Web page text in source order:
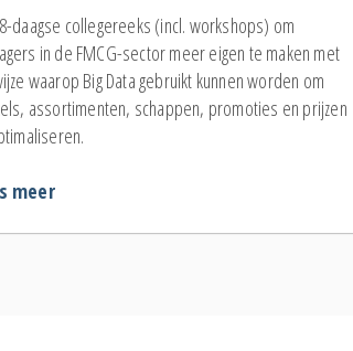
daagse collegereeks (incl. workshops) om
in de FMCG-sector meer eigen te maken met
waarop Big Data gebruikt kunnen worden om
assortimenten, schappen, promoties en prijzen
meer